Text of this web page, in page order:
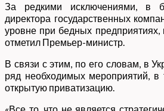
За редкими исключениями, в
директора государственных
уровне при бедных
отметил Премьер-министр.
В связи с этим, по его словам, в
ряд необходимых мероприятий, в
открытую приватизацию.